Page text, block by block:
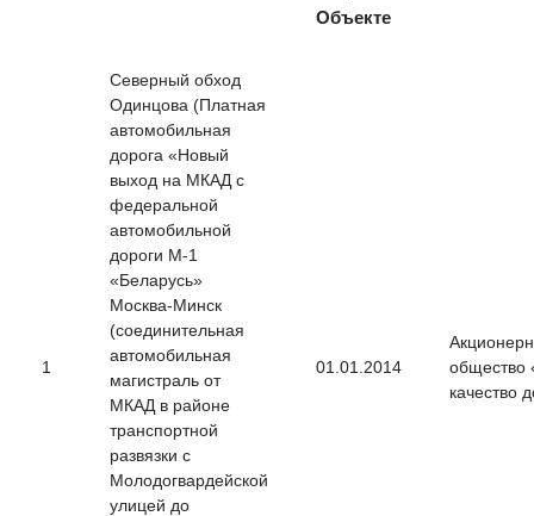
Объекте
1
Северный обход
Одинцова (Платная
автомобильная
дорога «Новый
выход на МКАД с
федеральной
автомобильной
дороги М-1
«Беларусь»
Москва-Минск
(соединительная
автомобильная
магистраль от
МКАД в районе
транспортной
развязки с
Молодогвардейской
улицей до
01.01.2014
общество
качество